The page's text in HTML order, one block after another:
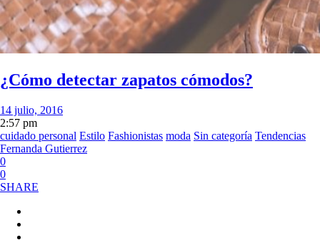
¿Cómo detectar zapatos cómodos?
14 julio, 2016
2:57 pm
cuidado personal Estilo Fashionistas moda Sin categoría Tendencias
Fernanda Gutierrez
0
0
SHARE